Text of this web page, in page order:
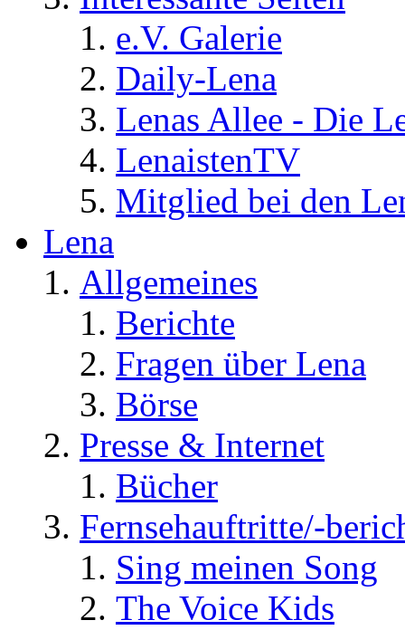
e.V. Galerie
Daily-Lena
Lenas Allee - Die
LenaistenTV
Mitglied bei den
Lena
Allgemeines
Berichte
Fragen über Lena
Börse
Presse & Internet
Bücher
Fernsehauftritte/-
Sing meinen Song
The Voice Kids